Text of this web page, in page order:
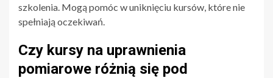
szkolenia. Mogą pomóc w uniknięciu kursów, które nie
spełniają oczekiwań.
Czy kursy na uprawnienia
pomiarowe różnią się pod